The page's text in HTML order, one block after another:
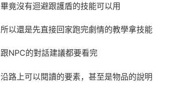
畢竟沒有迴避跟護盾的技能可以用
所以還是先直接回家跑完劇情的教學拿技能
跟NPC的對話建議都要看完
沿路上可以閱讀的要素，甚至是物品的說明